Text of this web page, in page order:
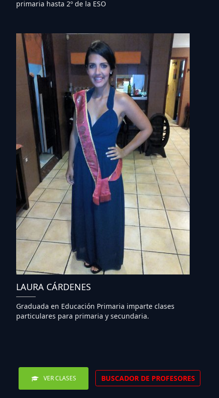
primaria hasta 2º de la ESO
LAURA CÁRDENES
Graduada en Educación Primaria imparte clases
particulares para primaria y secundaria.
VER CLASES BUSCADOR DE PROFESORES